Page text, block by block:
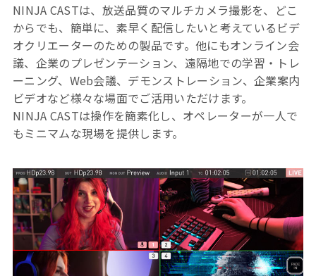
NINJA CASTは、放送品質のマルチカメラ撮影を、どこ
からでも、簡単に、素早く配信したいと考えているビデ
オクリエーターのための製品です。他にもオンライン会
議、企業のプレゼンテーション、遠隔地での学習・トレ
ーニング、Web会議、デモンストレーション、企業案内
ビデオなど様々な場面でご活用いただけます。
NINJA CASTは操作を簡素化し、オペレーターが一人で
もミニマムな現場を提供します。